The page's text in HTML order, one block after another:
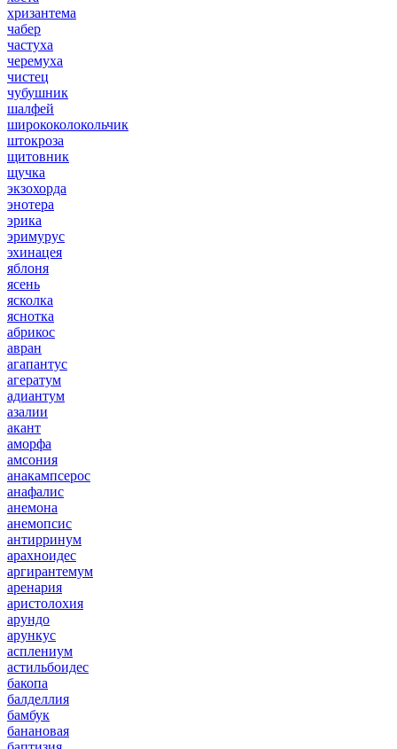
хризантема
чабер
частуха
черемуха
чистец
чубушник
шалфей
ширококолокольчик
штокроза
щитовник
щучка
экзохорда
энотера
эрика
эримурус
эхинацея
яблоня
ясень
ясколка
яснотка
абрикос
авран
агапантус
агератум
адиантум
азалии
акант
аморфа
амсония
анакампсерос
анафалис
анемона
анемопсис
антирринум
арахноидес
аргирантемум
аренария
аристолохия
арундо
арункус
асплениум
астильбоидес
бакопа
балделлия
бамбук
банановая